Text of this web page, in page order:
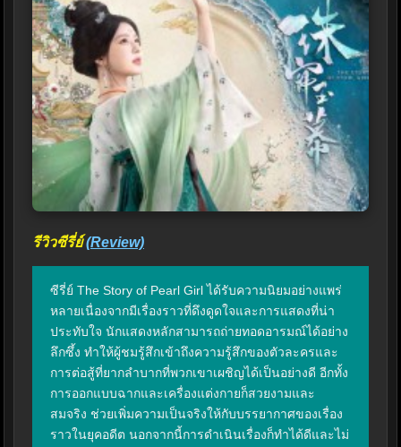
รีวิวซีรี่ย์(Review)
ซีรี่ย์ The Story of Pearl Girl ได้รับความนิยมอย่างแพร่
หลายเนื่องจากมีเรื่องราวที่ดึงดูดใจและการแสดงที่น่า
ประทับใจ นักแสดงหลักสามารถถ่ายทอดอารมณ์ได้อย่าง
ลึกซึ้ง ทำให้ผู้ชมรู้สึกเข้าถึงความรู้สึกของตัวละครและ
การต่อสู้ที่ยากลำบากที่พวกเขาเผชิญได้เป็นอย่างดี อีกทั้ง
การออกแบบฉากและเครื่องแต่งกายก็สวยงามและ
สมจริง ช่วยเพิ่มความเป็นจริงให้กับบรรยากาศของเรื่อง
ราวในยุคอดีต นอกจากนี้การดำเนินเรื่องก็ทำได้ดีและไม่